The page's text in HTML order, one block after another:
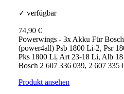
✓ verfügbar
74,90 €
Powerwings - 3x Akku Für
(power4all) Psb 1800 Li-2, Psr
Pks 1800 Li, Art 23-18 Li, Alb
Bosch 2 607 336 039, 2 607 335
Produkt ansehen